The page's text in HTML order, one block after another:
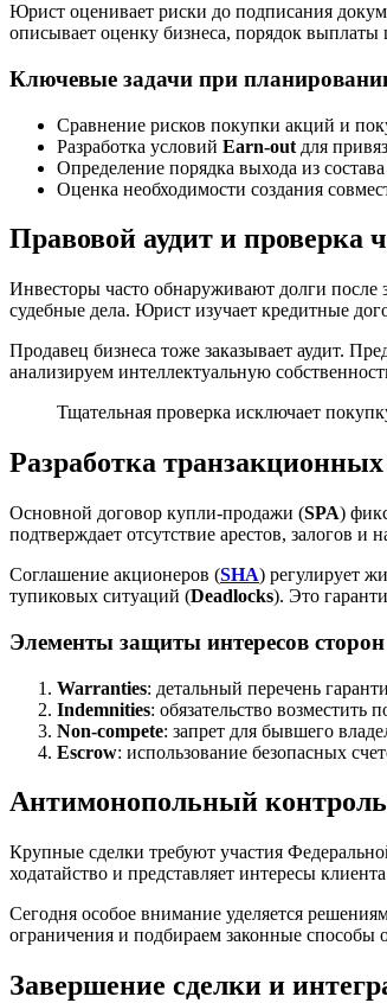
Юрист оценивает риски до подписания
описывает оценку бизнеса, порядок
Ключевые задачи при
Сравнение рисков покупки акций и
Разработка условий Earn-out для
Определение порядка выхода из
Оценка необходимости создания
Правовой аудит и проверка
Инвесторы часто обнаруживают долги после
судебные дела. Юрист изучает кредитные
Продавец бизнеса тоже заказывает аудит.
анализируем интеллектуальную
Тщательная проверка исключает
Разработка
Основной договор купли-продажи (SPA)
подтверждает отсутствие арестов, залогов
Соглашение акционеров (SHA) регулирует
тупиковых ситуаций (Deadlocks). Это
Элементы защиты интересов сторон
Warranties: детальный перечень
Indemnities: обязательство
Non-compete: запрет для бывшего
Escrow: использование безопасных
Антимонопольный контроль
Крупные сделки требуют участия
ходатайство и представляет интересы
Сегодня особое внимание уделяется
ограничения и подбираем законные способы
Завершение сделки и